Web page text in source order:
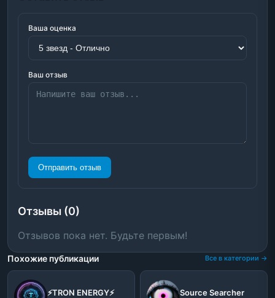
Ваша оценка
Ваш отзыв
Отправить отзыв
Отзывы (0)
Отзывов пока нет. Будьте первым!
Похожие публикации Все в категории →
⚡️TRON ENERGY⚡️ Source Searcher